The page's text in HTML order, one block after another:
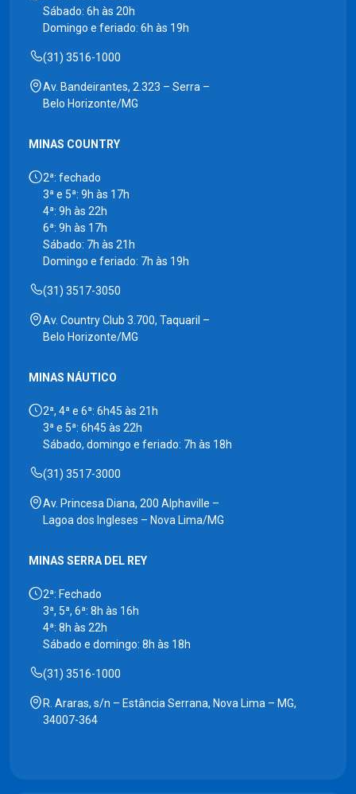
Sábado: 6h às 20h
Domingo e feriado: 6h às 19h
(31) 3516-1000
Av. Bandeirantes, 2.323 – Serra –
Belo Horizonte/MG
MINAS COUNTRY
2ª: fechado
3ª e 5ª: 9h às 17h
4ª: 9h às 22h
6ª: 9h às 17h
Sábado: 7h às 21h
Domingo e feriado: 7h às 19h
(31) 3517-3050
Av. Country Club 3.700, Taquaril –
Belo Horizonte/MG
MINAS NÁUTICO
2ª, 4ª e 6ª: 6h45 às 21h
3ª e 5ª: 6h45 às 22h
Sábado, domingo e feriado: 7h às 18h
(31) 3517-3000
Av. Princesa Diana, 200 Alphaville –
Lagoa dos Ingleses – Nova Lima/MG
MINAS SERRA DEL REY
2ª: Fechado
3ª, 5ª, 6ª: 8h às 16h
4ª: 8h às 22h
Sábado e domingo: 8h às 18h
(31) 3516-1000
R. Araras, s/n – Estância Serrana, Nova Lima – MG,
34007-364